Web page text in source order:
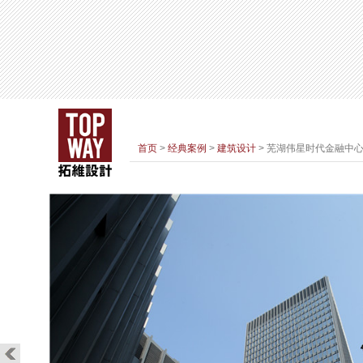
首页 > 经典案例 > 建筑设计 > 芜湖伟星时代金融中心